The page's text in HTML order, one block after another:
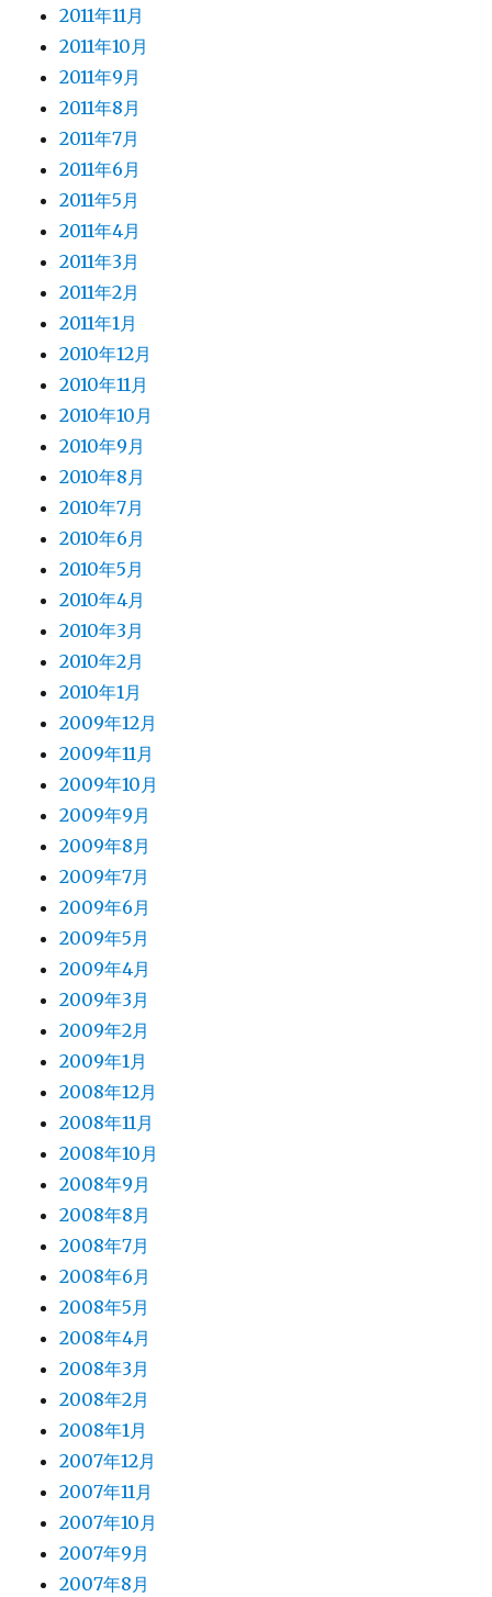
2011年11月
2011年10月
2011年9月
2011年8月
2011年7月
2011年6月
2011年5月
2011年4月
2011年3月
2011年2月
2011年1月
2010年12月
2010年11月
2010年10月
2010年9月
2010年8月
2010年7月
2010年6月
2010年5月
2010年4月
2010年3月
2010年2月
2010年1月
2009年12月
2009年11月
2009年10月
2009年9月
2009年8月
2009年7月
2009年6月
2009年5月
2009年4月
2009年3月
2009年2月
2009年1月
2008年12月
2008年11月
2008年10月
2008年9月
2008年8月
2008年7月
2008年6月
2008年5月
2008年4月
2008年3月
2008年2月
2008年1月
2007年12月
2007年11月
2007年10月
2007年9月
2007年8月